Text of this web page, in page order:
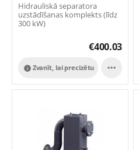
Hidrauliskā separatora
uzstādīšanas komplekts (līdz
300 kW)
€400.03
Zvanīt, lai precizētu
 